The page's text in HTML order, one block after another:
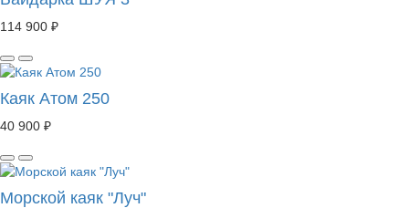
114 900 ₽
Каяк Атом 250
40 900 ₽
Морской каяк "Луч"